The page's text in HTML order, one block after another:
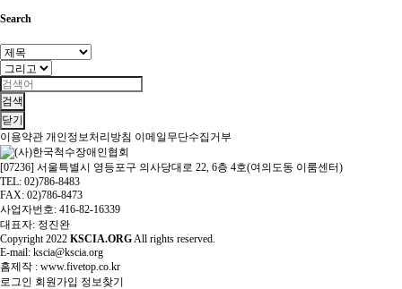
Search
검색
닫기
이용약관 개인정보처리방침 이메일무단수집거부
[07236] 서울특별시 영등포구 의사당대로 22, 6층 4호(여의도동 이룸센터)
TEL: 02)786-8483
FAX: 02)786-8473
사업자번호: 416-82-16339
대표자: 정진완
Copyright2022 KSCIA.ORGAll rights reserved.
E-mail: kscia@kscia.org
홈제작 : www.fivetop.co.kr
로그인 회원가입 정보찾기